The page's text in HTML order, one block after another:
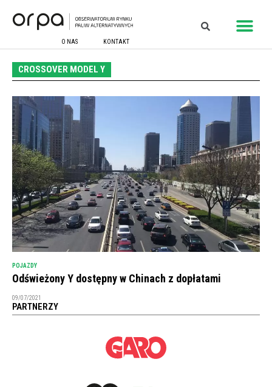
O NAS KONTAKT
CROSSOVER MODEL Y
POJAZDY
Odświeżony Y dostępny w Chinach z dopłatami
09/07/2021
PARTNERZY